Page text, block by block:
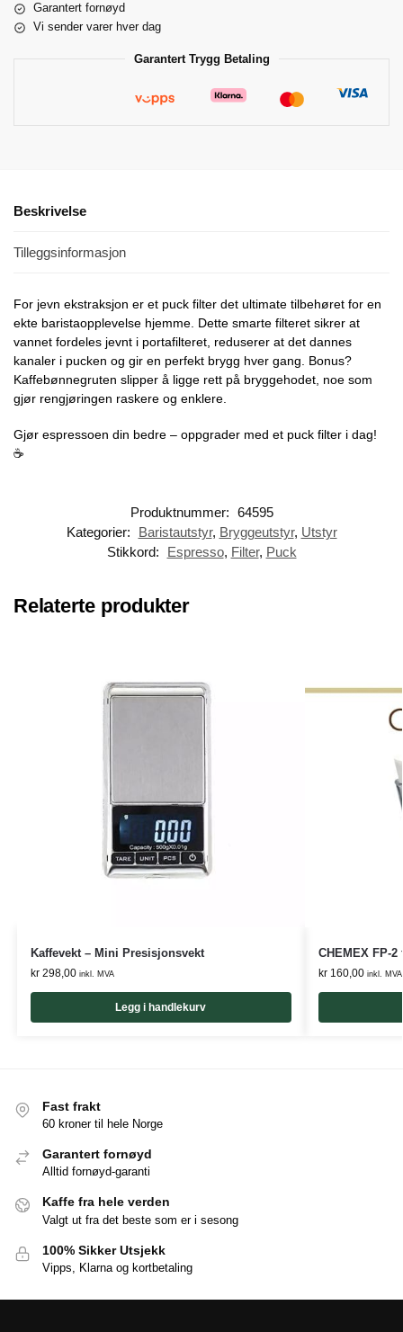
Garantert fornøyd
Vi sender varer hver dag
Garantert Trygg Betaling
Beskrivelse
Tilleggsinformasjon
For jevn ekstraksjon er et puck filter det ultimate tilbehøret for en
ekte baristaopplevelse hjemme. Dette smarte filteret sikrer at
vannet fordeles jevnt i portafilteret, reduserer at det dannes
kanaler i pucken og gir en perfekt brygg hver gang. Bonus?
Kaffebønnegruten slipper å ligge rett på bryggehodet, noe som
gjør rengjøringen raskere og enklere.
Gjør espressoen din bedre – oppgrader med et puck filter i dag!
☕
Produktnummer: 64595
Kategorier:
Baristautstyr, Bryggeutstyr, Utstyr
Stikkord:
Espresso, Filter, Puck
Relaterte produkter
Kaffevekt – Mini Presisjonsvekt
kr298,00inkl. MVA
Legg i handlekurv
CHEMEX FP-
kr160,00inkl. MVA
Fast frakt
60 kroner til hele Norge
Garantert fornøyd
Alltid fornøyd-garanti
Kaffe fra hele verden
Valgt ut fra det beste som er i sesong
100% Sikker Utsjekk
Vipps, Klarna og kortbetaling